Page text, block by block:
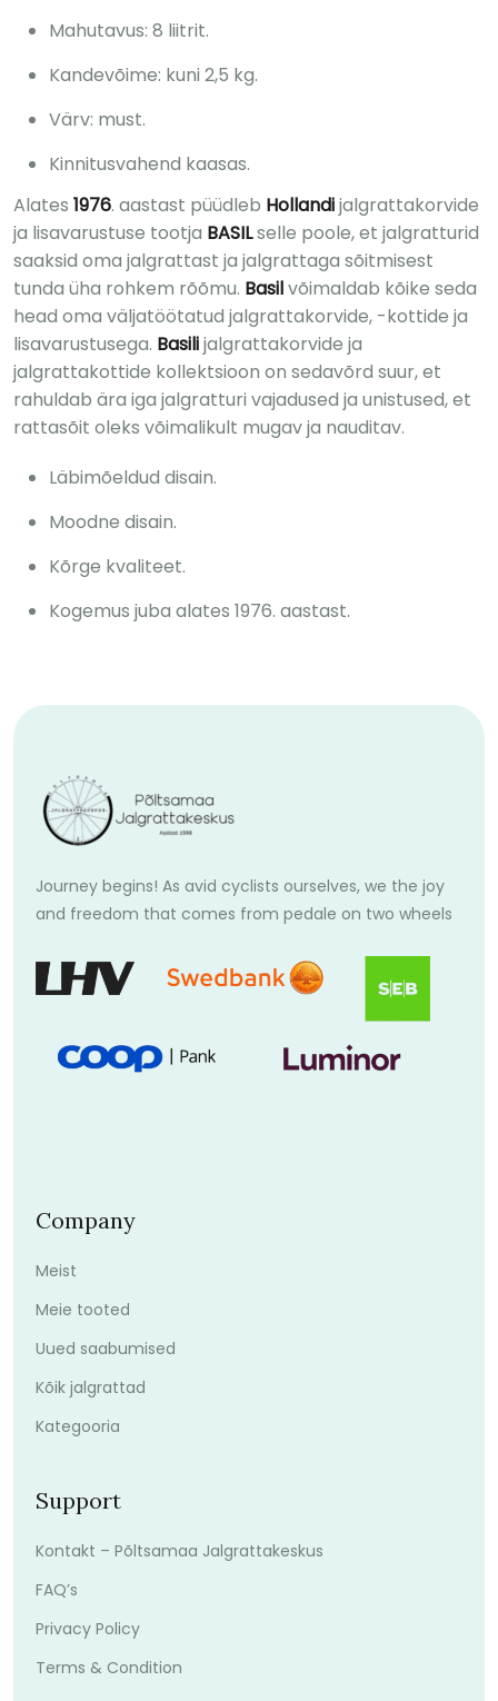
Mahutavus: 8 liitrit.
Kandevõime: kuni 2,5 kg.
Värv: must.
Kinnitusvahend kaasas.
Alates 1976. aastast püüdleb Hollandijalgrattakorvide
ja lisavarustuse tootja BASILselle poole, et jalgratturid
saaksid oma jalgrattast ja jalgrattaga sõitmisest
tunda üha rohkem rõõmu. Basilvõimaldab kõike seda
head oma väljatöötatud jalgrattakorvide, -kottide ja
lisavarustusega. Basilijalgrattakorvide ja
jalgrattakottide kollektsioon on sedavõrd suur, et
rahuldab ära iga jalgratturi vajadused ja unistused, et
rattasõit oleks võimalikult mugav ja nauditav.
Läbimõeldud disain.
Moodne disain.
Kõrge kvaliteet.
Kogemus juba alates 1976. aastast.
Journey begins! As avid cyclists ourselves, we the joy
and freedom that comes from pedale on two wheels
Company
Meist
Meie tooted
Uued saabumised
Kõik jalgrattad
Kategooria
Support
Kontakt – Põltsamaa Jalgrattakeskus
FAQ’s
Privacy Policy
Terms & Condition